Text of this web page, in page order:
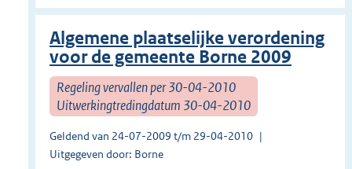
Algemene plaatselijke verordening
voor de gemeente Borne 2009
Regeling vervallen per 30-04-2010
Uitwerkingtredingdatum 30-04-2010
Geldend van 24-07-2009 t/m 29-04-2010
Uitgegeven door: Borne